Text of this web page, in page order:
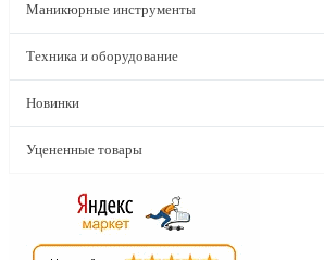
Маникюрные инструменты
Техника и оборудование
Новинки
Уцененные товары